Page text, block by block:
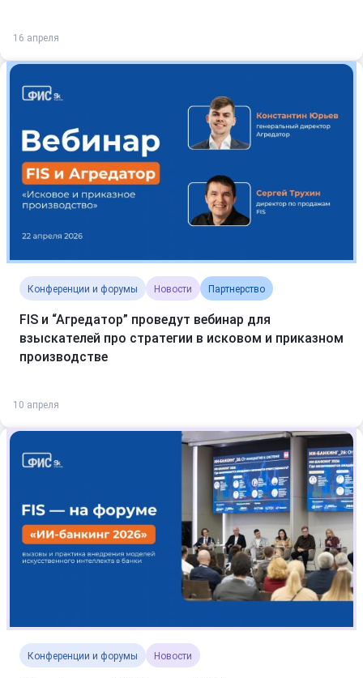
16 апреля
Конференции и форумы Новости Партнерство
FIS и “Агредатор” проведут вебинар для
взыскателей про стратегии в исковом и приказном
производстве
10 апреля
Конференции и форумы Новости